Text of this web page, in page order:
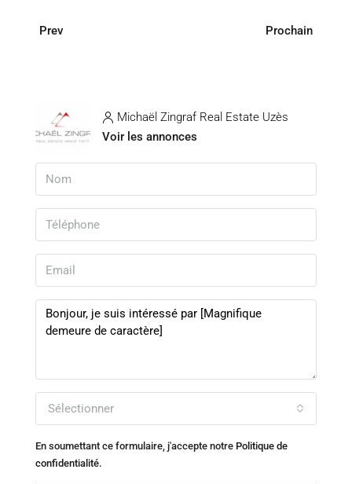
Prev Prochain
Michaël Zingraf Real Estate Uzès
Voir les annonces
Sélectionner
En soumettant ce formulaire, j'accepte notre Politique de
confidentialité.